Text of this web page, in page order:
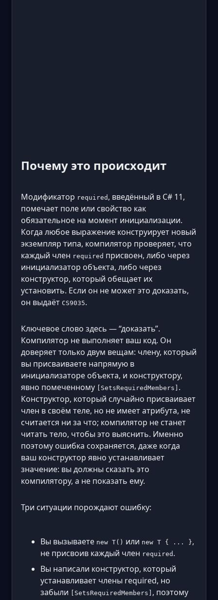
Почему это происходит
Модификатор required , введённый в C# 11,
помечает поле или свойство как
обязательное на момент инициализации.
Когда любое выражение конструирует новый
экземпляр типа, компилятор проверяет, что
каждый член required присвоен, либо через
инициализатор объекта, либо через
конструктор, который обещает их
установить. Если он не может это доказать,
он выдаёт CS9035.
Ключевое слово здесь — “доказать”.
Компилятор не выполняет ваш код. Он
доверяет только двум вещам: члену, который
вы присваиваете напрямую в
инициализаторе объекта, и конструктору,
явно помеченному [SetsRequiredMembers] .
Конструктор, который случайно присваивает
член в своём теле, но не имеет атрибута, не
считается ни за что; компилятор не станет
читать тело, чтобы это выяснить. Именно
поэтому ошибка сохраняется, даже когда
ваш конструктор явно устанавливает
значение: вы должны сказать это
компилятору, а не показать ему.
Три ситуации порождают ошибку:
Вы вызываете new T() или new T { ... },
не присвоив каждый член required .
Вы написали конструктор, который
устанавливает члены required, но
забыли [SetsRequiredMembers] , поэтому